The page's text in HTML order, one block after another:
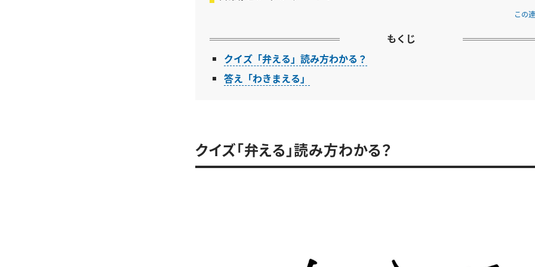
この
もくじ
クイズ「弁える」読み方わかる？
答え「わきまえる」
クイズ「弁える」読み方わかる？